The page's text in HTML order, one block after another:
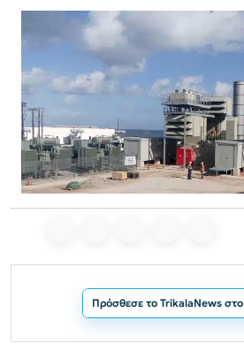
Πρόσθεσε το TrikalaNews στο